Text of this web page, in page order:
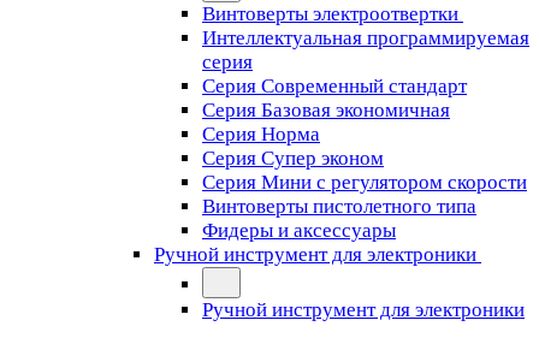
Винтоверты электроотвертки
Интеллектуальная программируемая
серия
Серия Современный стандарт
Серия Базовая экономичная
Серия Норма
Серия Cупер эконом
Серия Мини с регулятором скорости
Винтоверты пистолетного типа
Фидеры и аксессуары
Ручной инструмент для электроники
Ручной инструмент для электроники